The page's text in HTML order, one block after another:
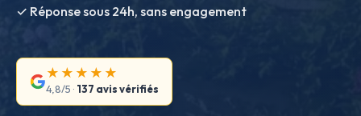
✓ Réponse sous 24h, sans engagement
★★★★★
4,8/5 · 137 avis vérifiés